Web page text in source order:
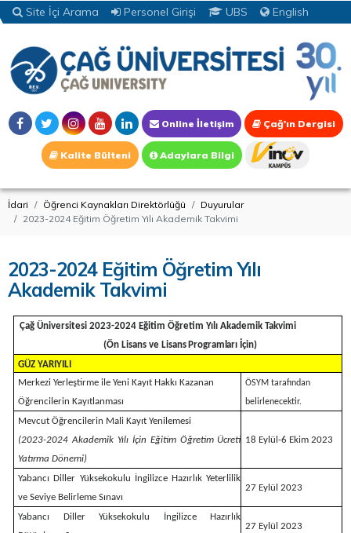
Site İçi Arama Personel Girişi UBS English
Online İletişim Çağ'ın Dergisi
Kalite Bülteni Adaylara Bilgi
İdari Öğrenci Kaynakları Direktörlüğü
Duyurular
2023-2024 Eğitim Öğretim Yılı Akademik Takvimi
2023-2024 Eğitim Öğretim Yılı
Akademik Takvimi
Çağ Üniversitesi 2023-2024 Eğitim Öğretim Yılı Akademik Takvimi
(Ön Lisans ve LisansProgramları İçin)
GÜZ YARIYILI
Merkezi Yerleştirme ile Yeni Kayıt Hakkı Kazanan
Öğrencilerin Kayıtlanması
ÖSYM tarafından
belirlenecektir.
Mevcut Öğrencilerin Mali Kayıt Yenilemesi
(2023-2024 Akademik Yılı İçin Eğitim Öğretim Ücreti
Yatırma Dönemi)
18 Eylül-6 Ekim 2023
Yabancı Diller Yüksekokulu İngilizce Hazırlık Yeterlilik
ve Seviye Belirleme Sınavı
27 Eylül 2023
Yabancı Diller Yüksekokulu İngilizce Hazırlık
27 Eylül 2023